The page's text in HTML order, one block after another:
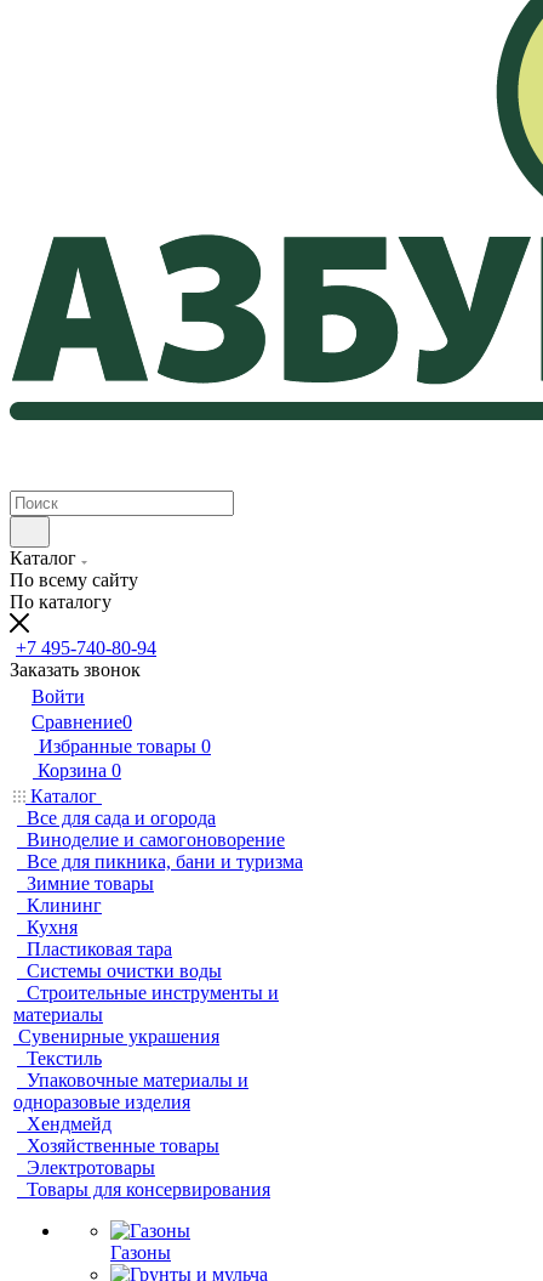
Каталог
По всему сайту
По каталогу
+7 495-740-80-94
Заказать звонок
Войти
Сравнение0
Избранные товары 0
Корзина 0
Каталог
Все для сада и огорода
Виноделие и самогоноворение
Все для пикника, бани и туризма
Зимние товары
Клининг
Кухня
Пластиковая тара
Системы очистки воды
Строительные инструменты и
материалы
Сувенирные украшения
Текстиль
Упаковочные материалы и
одноразовые изделия
Хендмейд
Хозяйственные товары
Электротовары
Товары для консервирования
Газоны